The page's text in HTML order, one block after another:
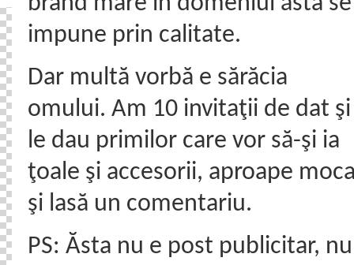
impune prin calitate.
Dar multă vorbă e sărăcia
omului. Am 10 invitaţii de dat şi
le dau primilor care vor să-şi ia
ţoale şi accesorii, aproape
şi lasă un comentariu.
PS: Ăsta nu e post publicitar, nu